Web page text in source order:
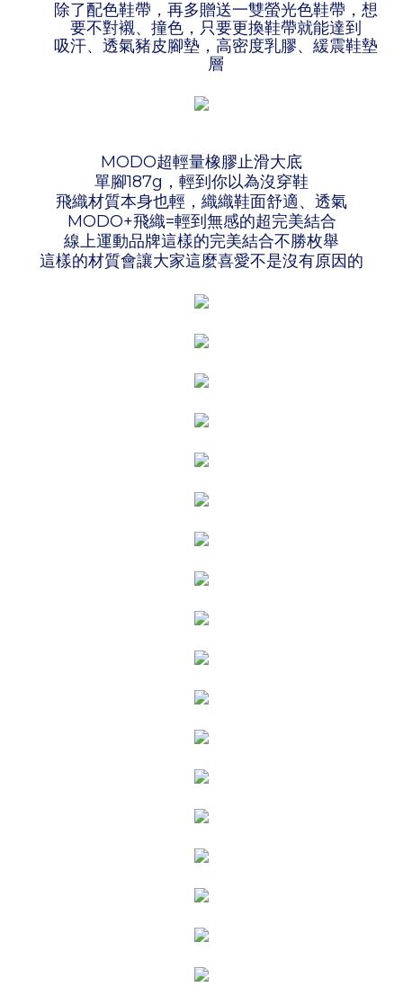
除了配色鞋帶，再多贈送一雙螢光色鞋帶，想
要不對襯、撞色，只要更換鞋帶就能達到
吸汗、透氣豬皮腳墊，高密度乳膠、緩震鞋墊
層
MODO超輕量橡膠止滑大底
單腳187g，輕到你以為沒穿鞋
飛織材質本身也輕，織織鞋面舒適、透氣
MODO+飛織=輕到無感的超完美結合
線上運動品牌這樣的完美結合不勝枚舉
這樣的材質會讓大家這麼喜愛不是沒有原因的